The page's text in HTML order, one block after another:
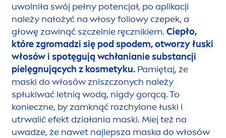
uwolniła swój pełny potencjał, po aplikacji
należy nałożyć na włosy foliowy czepek, a
głowę zawinąć szczelnie ręcznikiem. Ciepło,
które zgromadzi się pod spodem, otworzy łuski
włosów i spotęgują wchłanianie substancji
pielęgnujących z kosmetyku. Pamiętaj, że
maski do włosów zniszczonych należy
spłukiwać letnią wodą, nigdy gorącą. To
konieczne, by zamknąć rozchylone łuski i
utrwalić efekt działania maski. Miej też na
uwadze, że nawet najlepsza maska do włosów